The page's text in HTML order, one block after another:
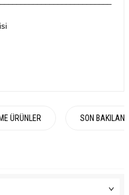
ÜRÜNLER SON